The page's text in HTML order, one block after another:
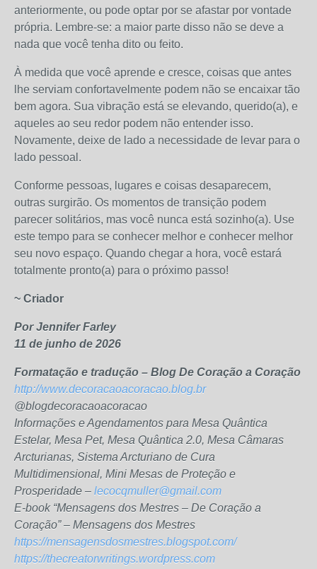
anteriormente, ou pode optar por se afastar por vontade
própria. Lembre-se: a maior parte disso não se deve a
nada que você tenha dito ou feito.
À medida que você aprende e cresce, coisas que antes
lhe serviam confortavelmente podem não se encaixar tão
bem agora. Sua vibração está se elevando, querido(a), e
aqueles ao seu redor podem não entender isso.
Novamente, deixe de lado a necessidade de levar para o
lado pessoal.
Conforme pessoas, lugares e coisas desaparecem,
outras surgirão. Os momentos de transição podem
parecer solitários, mas você nunca está sozinho(a). Use
este tempo para se conhecer melhor e conhecer melhor
seu novo espaço. Quando chegar a hora, você estará
totalmente pronto(a) para o próximo passo!
~ Criador
Por Jennifer Farley
11 de junho de 2026
Formatação e tradução – Blog De Coração a Coração
http://www.decoracaoacoracao.blog.br
@blogdecoracaoacoracao
Informações e Agendamentos para Mesa Quântica
Estelar, Mesa Pet, Mesa Quântica 2.0, Mesa Câmaras
Arcturianas, Sistema Arcturiano de Cura
Multidimensional, Mini Mesas de Proteção e
Prosperidade – lecocqmuller@gmail.com
E-book “Mensagens dos Mestres – De Coração a
Coração” – Mensagens dos Mestres
https://mensagensdosmestres.blogspot.com/
https://thecreatorwritings.wordpress.com